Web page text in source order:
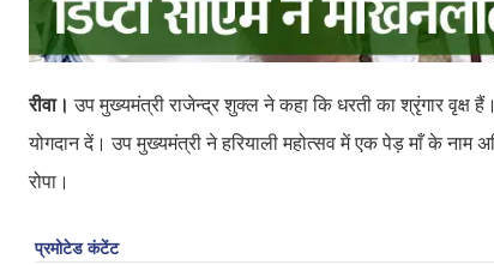
रीवा।उप मुख्यमंत्री राजेन्द्र शुक्ल ने कहा कि धरती का श्रृंगार वृक्ष
योगदान दें। उप मुख्यमंत्री ने हरियाली महोत्सव में एक पेड़ माँ के नाम
रोपा।